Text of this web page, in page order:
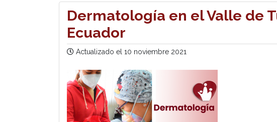
Dermatología en el Valle de
Ecuador
Actualizado el 10 noviembre 2021